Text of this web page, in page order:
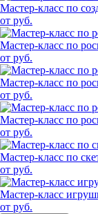
Мастер-класс по
от руб.
Мастер-класс по
от руб.
Мастер-класс по
от руб.
Мастер-класс по
от руб.
Мастер-класс по
от руб.
Мастер-класс
от руб.